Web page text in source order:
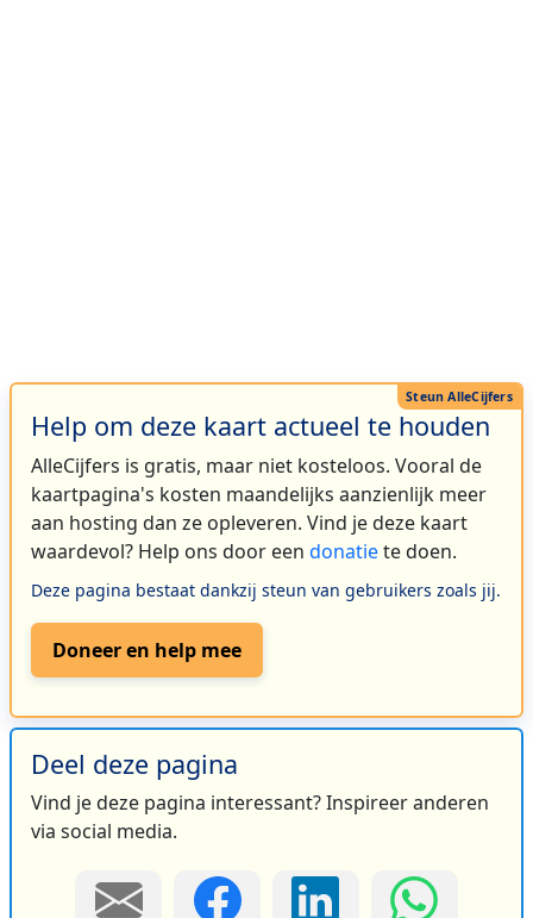
Help om deze kaart actueel te houden
AlleCijfers is gratis, maar niet kosteloos. Vooral de
kaartpagina's kosten maandelijks aanzienlijk meer
aan hosting dan ze opleveren. Vind je deze kaart
waardevol? Help ons door een donatiete doen.
Deze pagina bestaat dankzij steun van gebruikers zoals jij.
Doneer en help mee
Deel deze pagina
Vind je deze pagina interessant? Inspireer anderen
via social media.